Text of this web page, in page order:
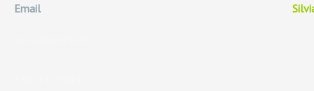
Email